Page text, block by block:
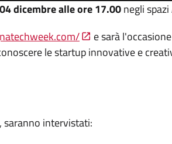
04 dicembre alle ore 17.00negli
e sarà
le startup innovative e
intervistati: